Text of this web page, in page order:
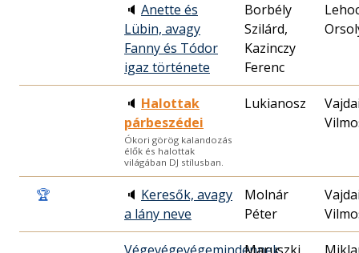
🔈 Anette és
Lübin, avagy
Fanny és Tódor
igaz története
Borbély
Szilárd,
Kazinczy
Ferenc
🔈 Halottak
párbeszédei
Ókori görög kalandozás
élők és halottak
világában DJ stílusban.
Lukianosz
🏆 🔈 Keresők, avagy
a lány neve
Molnár
Péter